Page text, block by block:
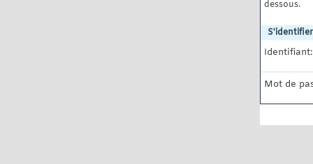
dessous.
S'identifier
Identifiant:
Mot de